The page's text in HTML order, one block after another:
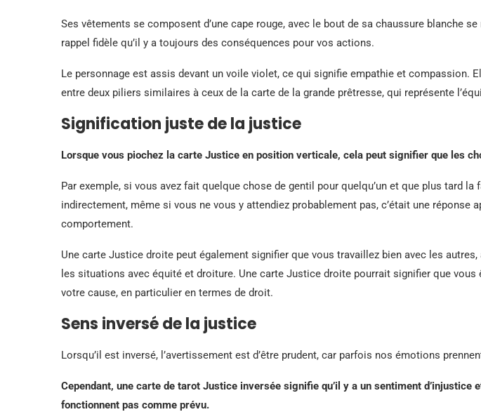
Ses vêtements se composent d’une cape rouge, avec le bout de sa chaussure blanche
rappel fidèle qu’il y a toujours des conséquences pour vos actions.
Le personnage est assis devant un voile violet, ce qui signifie empathie et compassion.
entre deux piliers similaires à ceux de la carte de la grande prêtresse, qui représente
Signification juste de la justice
Lorsque vous piochez la carte Justice en position verticale, cela peut signifier que les
Par exemple, si vous avez fait quelque chose de gentil pour quelqu’un et que plus tard la
indirectement, même si vous ne vous y attendiez probablement pas, c’était une réponse
comportement.
Une carte Justice droite peut également signifier que vous travaillez bien avec les autres,
les situations avec équité et droiture. Une carte Justice droite pourrait signifier que vous
votre cause, en particulier en termes de droit.
Sens inversé de la justice
Lorsqu’il est inversé, l’avertissement est d’être prudent, car parfois nos émotions
Cependant, une carte de tarot Justice inversée signifie qu’il y a un sentiment d’injustice
fonctionnent pas comme prévu.